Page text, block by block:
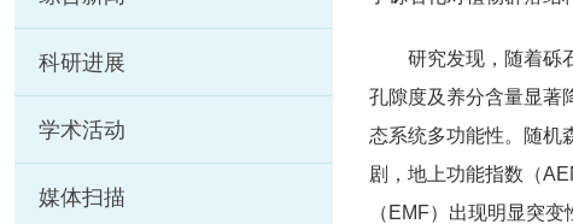
科研进展
学术活动
媒体扫描
研究发现，随着砾
孔隙度及养分含量显著
态系统多功能性。随机
剧，地上功能指数（
（EMF）出现明显突